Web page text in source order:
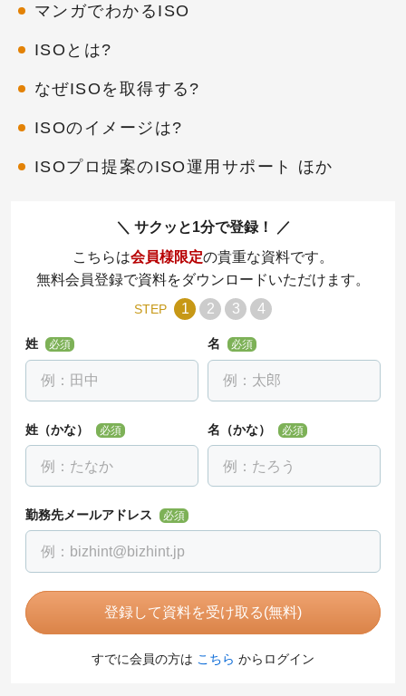
マンガでわかるISO
ISOとは?
なぜISOを取得する?
ISOのイメージは?
ISOプロ提案のISO運用サポート ほか
サクッと1分で登録！
こちらは会員様限定の貴重な資料です。
無料会員登録で資料をダウンロードいただけます。
STEP 1 2 3 4
姓 必須 名 必須
姓（かな） 必須 名（かな） 必須
勤務先メールアドレス 必須
登録して資料を受け取る(無料)
すでに会員の方は こちら からログイン